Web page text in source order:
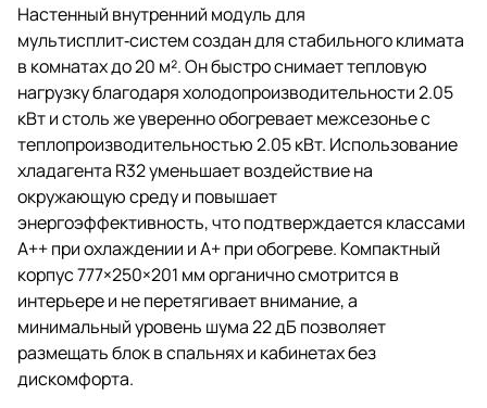
Настенный внутренний модуль для
мультисплит‑систем создан для стабильного климата
в комнатах до 20 м². Он быстро снимает тепловую
нагрузку благодаря холодопроизводительности 2.05
кВт и столь же уверенно обогревает межсезонье с
теплопроизводительностью 2.05 кВт. Использование
хладагента R32 уменьшает воздействие на
окружающую среду и повышает
энергоэффективность, что подтверждается классами
A++ при охлаждении и A+ при обогреве. Компактный
корпус 777×250×201 мм органично смотрится в
интерьере и не перетягивает внимание, а
минимальный уровень шума 22 дБ позволяет
размещать блок в спальнях и кабинетах без
дискомфорта.